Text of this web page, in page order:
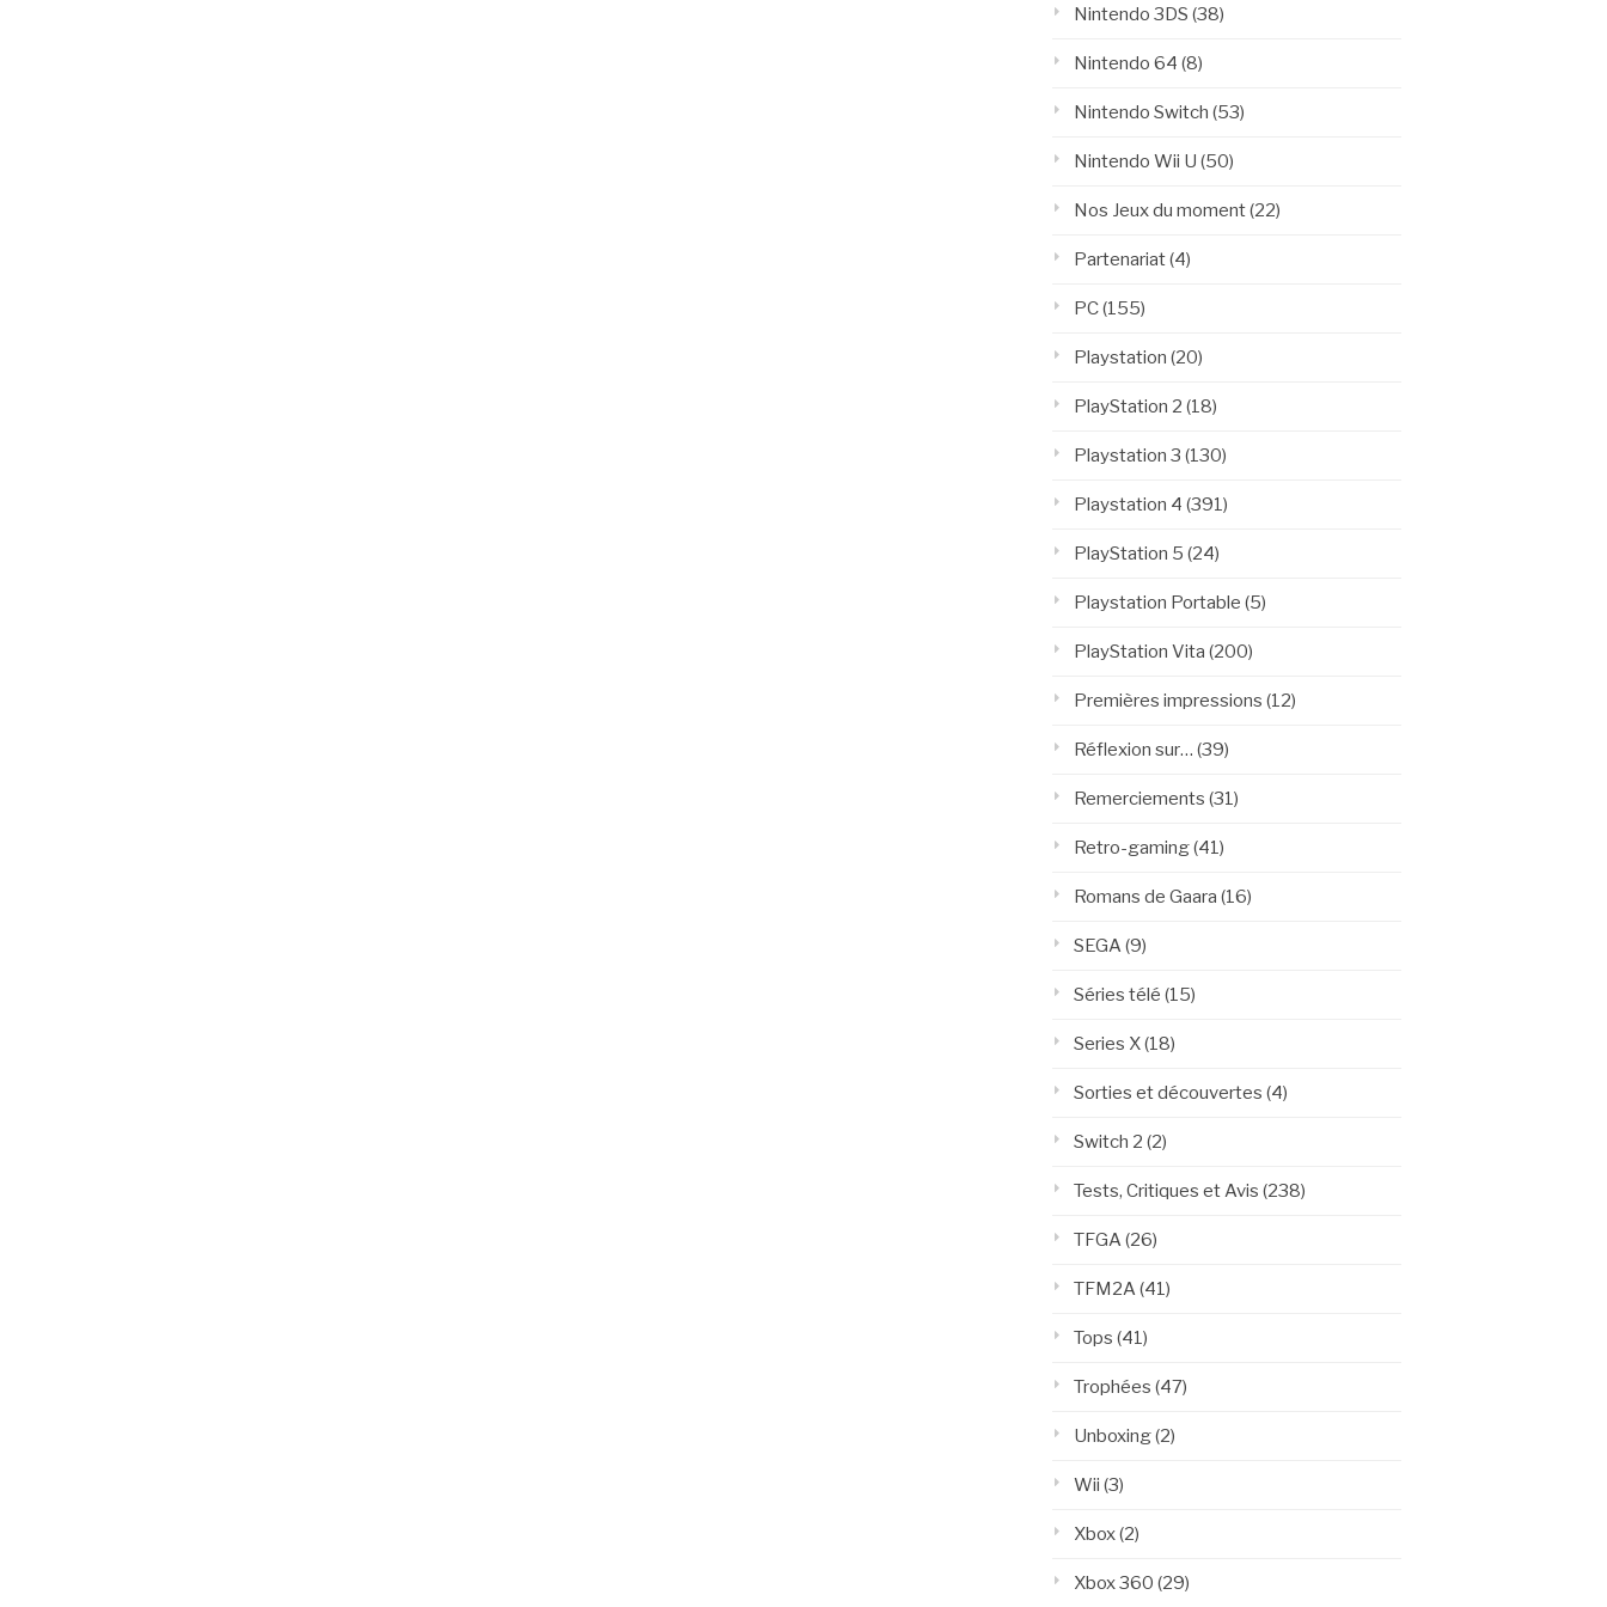
Nintendo 3DS (38)
Nintendo 64 (8)
Nintendo Switch (53)
Nintendo Wii U (50)
Nos Jeux du moment(22)
Partenariat(4)
PC(155)
Playstation (20)
PlayStation 2 (18)
Playstation 3 (130)
Playstation 4 (391)
PlayStation 5 (24)
Playstation Portable (5)
PlayStation Vita (200)
Premières impressions (12)
Réflexion sur… (39)
Remerciements (31)
Retro-gaming(41)
Romans de Gaara (16)
SEGA (9)
Séries télé (15)
Series X(18)
Sorties et découvertes (4)
Switch 2 (2)
Tests, Critiques et Avis (238)
TFGA (26)
TFM2A (41)
Tops (41)
Trophées (47)
Unboxing(2)
Wii (3)
Xbox(2)
Xbox 360 (29)